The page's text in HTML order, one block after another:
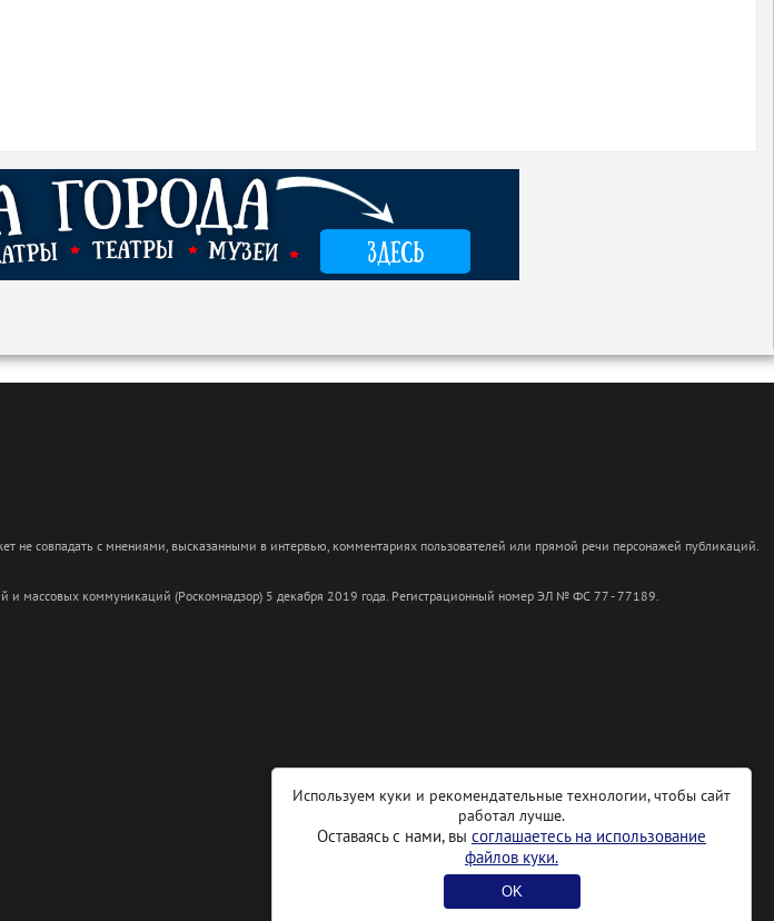
не совпадать с мнениями, высказанными в интервью, комментариях пользователей или прямой речи персонажей публикаций.
и массовых коммуникаций (Роскомнадзор) 5 декабря 2019 года. Регистрационный номер ЭЛ № ФС 77 - 77189.
Используем куки и рекомендательные технологии, чтобы сайт
работал лучше.
Оставаясь с нами, вы соглашаетесь на использование
файлов куки.
OK